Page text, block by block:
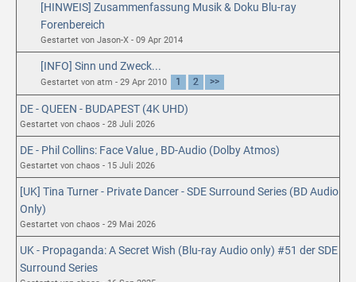
[HINWEIS] Zusammenfassung Musik & Doku Blu-ray
Forenbereich
Gestartet von Jason-X - 09 Apr 2014
[INFO] Sinn und Zweck...
Gestartet von atm - 29 Apr 2010 1 2 >>
DE - QUEEN - BUDAPEST (4K UHD)
Gestartet von chaos - 28 Juli 2026
DE - Phil Collins: Face Value , BD-Audio (Dolby Atmos)
Gestartet von chaos - 15 Juli 2026
[UK] Tina Turner - Private Dancer - SDE Surround Series (BD Audio
Only)
Gestartet von chaos - 29 Mai 2026
UK - Propaganda: A Secret Wish (Blu-ray Audio only) #51 der SDE
Surround Series